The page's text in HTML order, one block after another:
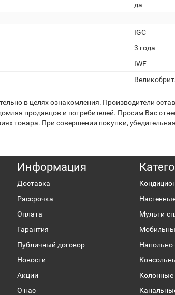
да
IGC
3 года
IWF
в целях ознакомления. Производители
продавцов и потребителей. Просим Вас
товара. При совершении покупки,
Информация
Доставка
Рассрочка
Оплата
Гарантия
Публичный договор
Новости
Акции
О нас
Мульти-
Колонные